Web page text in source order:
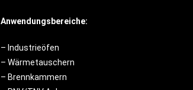
Anwendungsbereiche:
– Industrieöfen
– Wärmetauschern
– Brennkammern